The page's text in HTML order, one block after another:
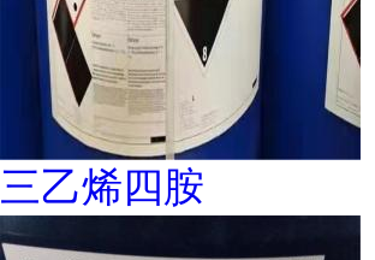
三乙烯四胺